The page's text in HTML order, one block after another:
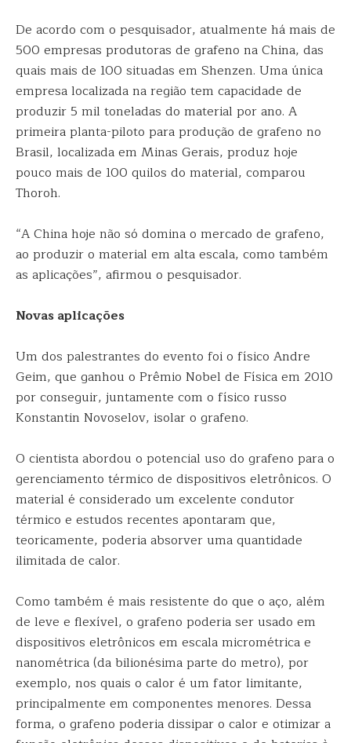
De acordo com o pesquisador, atualmente há mais de
500 empresas produtoras de grafeno na China, das
quais mais de 100 situadas em Shenzen. Uma única
empresa localizada na região tem capacidade de
produzir 5 mil toneladas do material por ano. A
primeira planta-piloto para produção de grafeno no
Brasil, localizada em Minas Gerais, produz hoje
pouco mais de 100 quilos do material, comparou
Thoroh.
“A China hoje não só domina o mercado de grafeno,
ao produzir o material em alta escala, como também
as aplicações”, afirmou o pesquisador.
Novas aplicações
Um dos palestrantes do evento foi o físico Andre
Geim, que ganhou o Prêmio Nobel de Física em 2010
por conseguir, juntamente com o físico russo
Konstantin Novoselov, isolar o grafeno.
O cientista abordou o potencial uso do grafeno para o
gerenciamento térmico de dispositivos eletrônicos. O
material é considerado um excelente condutor
térmico e estudos recentes apontaram que,
teoricamente, poderia absorver uma quantidade
ilimitada de calor.
Como também é mais resistente do que o aço, além
de leve e flexível, o grafeno poderia ser usado em
dispositivos eletrônicos em escala micrométrica e
nanométrica (da bilionésima parte do metro), por
exemplo, nos quais o calor é um fator limitante,
principalmente em componentes menores. Dessa
forma, o grafeno poderia dissipar o calor e otimizar a